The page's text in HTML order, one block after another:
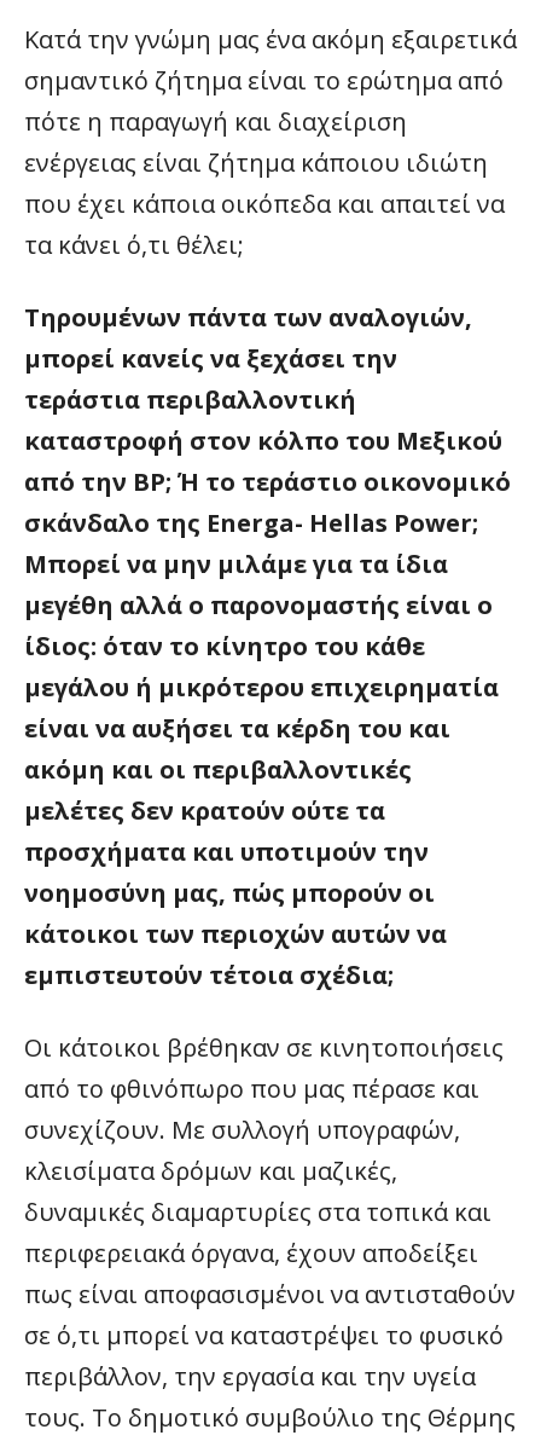
Κατά την γνώμη μας ένα ακόμη εξαιρετικά
σημαντικό ζήτημα είναι το ερώτημα από
πότε η παραγωγή και διαχείριση
ενέργειας είναι ζήτημα κάποιου ιδιώτη
που έχει κάποια οικόπεδα και απαιτεί να
τα κάνει ό,τι θέλει;
Τηρουμένων πάντα των αναλογιών,
μπορεί κανείς να ξεχάσει την
τεράστια περιβαλλοντική
καταστροφή στον κόλπο του Μεξικού
από την BP; Ή το τεράστιο οικονομικό
σκάνδαλο της Energa- Hellas Power;
Μπορεί να μην μιλάμε για τα ίδια
μεγέθη αλλά ο παρονομαστής είναι ο
ίδιος: όταν το κίνητρο του κάθε
μεγάλου ή μικρότερου επιχειρηματία
είναι να αυξήσει τα κέρδη του και
ακόμη και οι περιβαλλοντικές
μελέτες δεν κρατούν ούτε τα
προσχήματα και υποτιμούν την
νοημοσύνη μας, πώς μπορούν οι
κάτοικοι των περιοχών αυτών να
εμπιστευτούν τέτοια σχέδια;
Οι κάτοικοι βρέθηκαν σε κινητοποιήσεις
από το φθινόπωρο που μας πέρασε και
συνεχίζουν. Με συλλογή υπογραφών,
κλεισίματα δρόμων και μαζικές,
δυναμικές διαμαρτυρίες στα τοπικά και
περιφερειακά όργανα, έχουν αποδείξει
πως είναι αποφασισμένοι να αντισταθούν
σε ό,τι μπορεί να καταστρέψει το φυσικό
περιβάλλον, την εργασία και την υγεία
τους. Το δημοτικό συμβούλιο της Θέρμης